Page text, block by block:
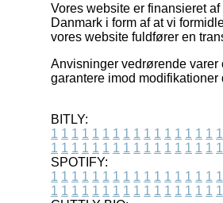
Vores website er finansieret
Danmark i form af at vi
vores website fuldfører en
Anvisninger vedrørende
garantere imod
BITLY:
1 1 1 1 1 1 1 1 1 1 1 1 1 1 1 1 1
1 1 1 1 1 1 1 1 1 1 1 1 1 1 1 1 1
SPOTIFY:
1 1 1 1 1 1 1 1 1 1 1 1 1 1 1 1 1
1 1 1 1 1 1 1 1 1 1 1 1 1 1 1 1 1